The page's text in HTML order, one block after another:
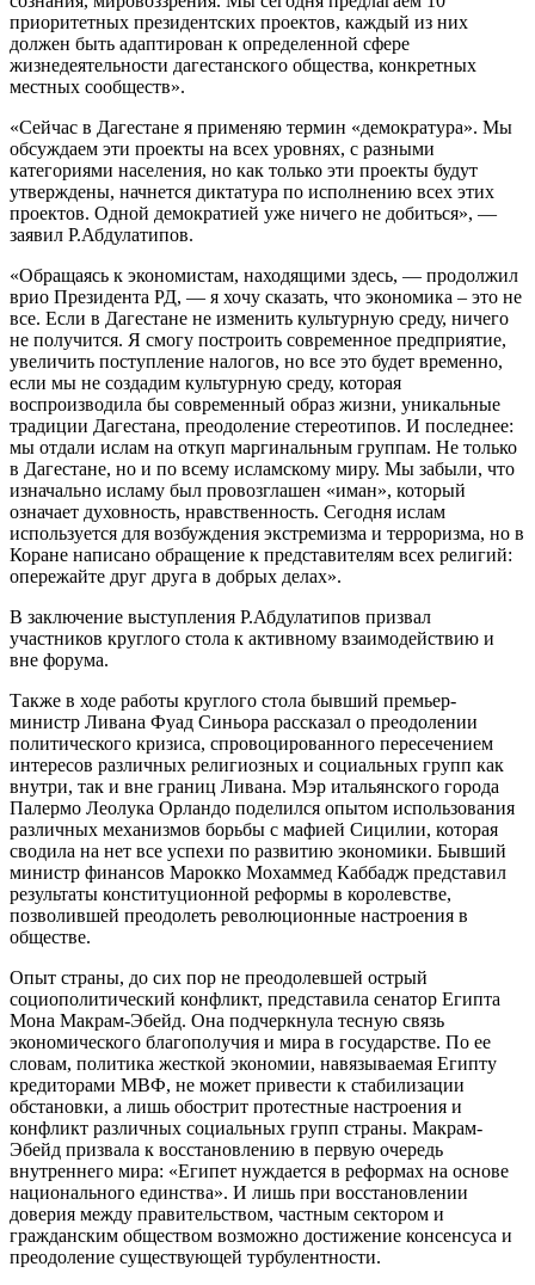
приоритетных президентских проектов, каждый из них
должен быть адаптирован к определенной сфере
жизнедеятельности дагестанского общества, конкретных
местных сообществ».
«Сейчас в Дагестане я применяю термин «демократура». Мы
обсуждаем эти проекты на всех уровнях, с разными
категориями населения, но как только эти проекты будут
утверждены, начнется диктатура по исполнению всех этих
проектов. Одной демократией уже ничего не добиться», —
заявил Р.Абдулатипов.
«Обращаясь к экономистам, находящими здесь, — продолжил
врио Президента РД, — я хочу сказать, что экономика – это не
все. Если в Дагестане не изменить культурную среду, ничего
не получится. Я смогу построить современное предприятие,
увеличить поступление налогов, но все это будет временно,
если мы не создадим культурную среду, которая
воспроизводила бы современный образ жизни, уникальные
традиции Дагестана, преодоление стереотипов. И последнее:
мы отдали ислам на откуп маргинальным группам. Не только
в Дагестане, но и по всему исламскому миру. Мы забыли, что
изначально исламу был провозглашен «иман», который
означает духовность, нравственность. Сегодня ислам
используется для возбуждения экстремизма и терроризма, но в
Коране написано обращение к представителям всех религий:
опережайте друг друга в добрых делах».
В заключение выступления Р.Абдулатипов призвал
участников круглого стола к активному взаимодействию и
вне форума.
Также в ходе работы круглого стола бывший премьер-
министр Ливана Фуад Синьора рассказал о преодолении
политического кризиса, спровоцированного пересечением
интересов различных религиозных и социальных групп как
внутри, так и вне границ Ливана. Мэр итальянского города
Палермо Леолука Орландо поделился опытом использования
различных механизмов борьбы с мафией Сицилии, которая
сводила на нет все успехи по развитию экономики. Бывший
министр финансов Марокко Мохаммед Каббадж представил
результаты конституционной реформы в королевстве,
позволившей преодолеть революционные настроения в
обществе.
Опыт страны, до сих пор не преодолевшей острый
социополитический конфликт, представила сенатор Египта
Мона Макрам-Эбейд. Она подчеркнула тесную связь
экономического благополучия и мира в государстве. По ее
словам, политика жесткой экономии, навязываемая Египту
кредиторами МВФ, не может привести к стабилизации
обстановки, а лишь обострит протестные настроения и
конфликт различных социальных групп страны. Макрам-
Эбейд призвала к восстановлению в первую очередь
внутреннего мира: «Египет нуждается в реформах на основе
национального единства». И лишь при восстановлении
доверия между правительством, частным сектором и
гражданским обществом возможно достижение консенсуса и
преодоление существующей турбулентности.